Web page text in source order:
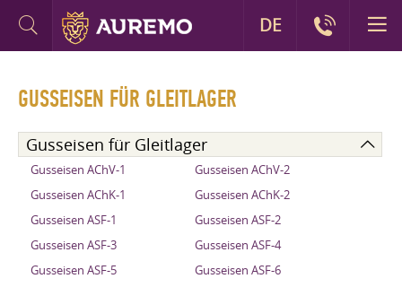
GUSSEISEN FÜR GLEITLAGER
Gusseisen für Gleitlager
Gusseisen AChV-1
Gusseisen AChV-2
Gusseisen AChK-1
Gusseisen AChK-2
Gusseisen ASF-1
Gusseisen ASF-2
Gusseisen ASF-3
Gusseisen ASF-4
Gusseisen ASF-5
Gusseisen ASF-6
DE